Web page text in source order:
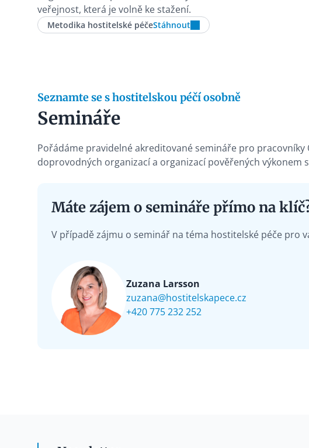
veřejnost, která je volně ke stažení.
Metodika hostitelské péčeStáhnout
Seznamte se s hostitelskou péčí osobně
Semináře
Pořádáme pravidelné akreditované semináře pro pracovníky
doprovodných organizací a organizací pověřených výkonem
Máte zájem o semináře přímo na
V případě zájmu o seminář na téma hostitelské péče pro
Zuzana Larsson
zuzana@hostitelskapece.cz
+420 775 232 252